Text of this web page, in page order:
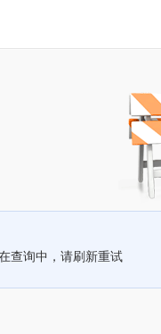
查询中，请刷新重试